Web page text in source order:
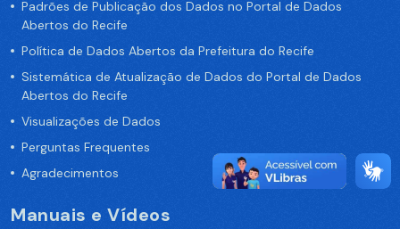
Padrões de Publicação dos Dados no Portal de Dados
Abertos do Recife
Política de Dados Abertos da Prefeitura do Recife
Sistemática de Atualização de Dados do Portal de Dados
Abertos do Recife
Visualizações de Dados
Perguntas Frequentes
Agradecimentos
Manuais e Vídeos